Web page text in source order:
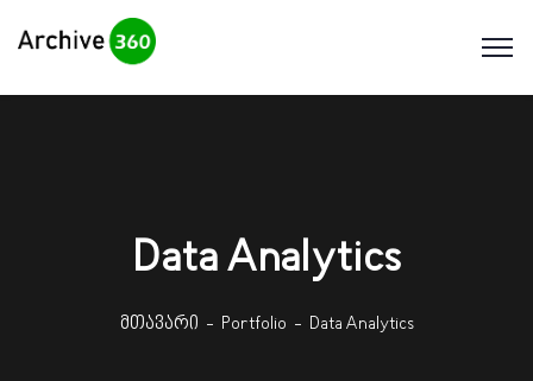
Data Analytics
მთავარი Portfolio Data Analytics